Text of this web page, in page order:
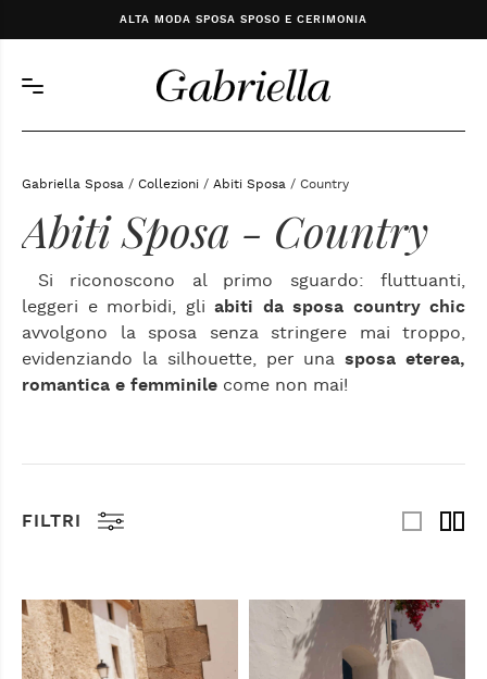
ALTA MODA SPOSA SPOSO E CERIMONIA
Gabriella Sposa / Collezioni / Abiti Sposa / Country
Abiti Sposa - Country
Si riconoscono al primo sguardo: fluttuanti,
leggeri e morbidi, gli abiti da sposa country chic
avvolgono la sposa senza stringere mai troppo,
evidenziando la silhouette, per unasposa eterea,
romantica e femminile come non mai!
FILTRI